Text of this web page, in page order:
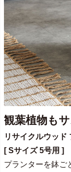
観葉植物も
リサイクルウッド
[ Sサイズ 5号用 ]
プランターを鉢ご